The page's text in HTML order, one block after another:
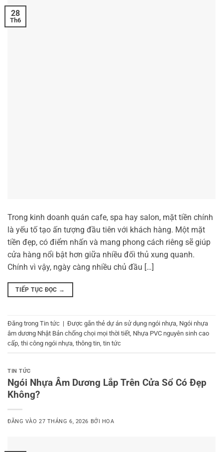
28
Th6
Trong kinh doanh quán cafe, spa hay salon, mặt tiền chính
là yếu tố tạo ấn tượng đầu tiên với khách hàng. Một mặt
tiền đẹp, có điểm nhấn và mang phong cách riêng sẽ giúp
cửa hàng nổi bật hơn giữa nhiều đối thủ xung quanh.
Chính vì vậy, ngày càng nhiều chủ đầu […]
TIẾP TỤC ĐỌC →
Đăng trong Tin tức | Được gắn thẻ dự án sử dụng ngói nhựa, Ngói nhựa
âm dương Nhật Bản chống chọi mọi thời tiết, Nhựa PVC nguyên sinh cao
cấp, thi công ngói nhựa, thông tin, tin tức
TIN TỨC
Ngói Nhựa Âm Dương Lắp Trên Cửa Sổ Có Đẹp
Không?
ĐĂNG VÀO27 THÁNG 6, 2026 BỞI HOA